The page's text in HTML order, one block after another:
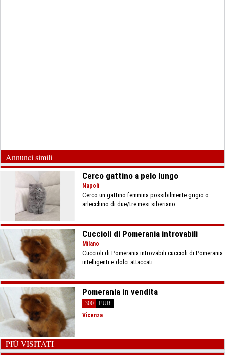
Annunci simili
Cerco gattino a pelo lungo
Napoli
Cerco un gattino femmina possibilmente grigio o
arlecchino di due/tre mesi siberiano...
Cuccioli di Pomerania introvabili
Milano
Cuccioli di Pomerania introvabili cuccioli di Pomerania
intelligenti e dolci attaccati...
Pomerania in vendita
300
EUR
Vicenza
PIÙ VISITATI